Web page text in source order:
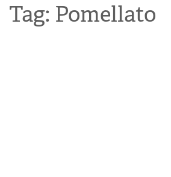
Tag: Pomellato